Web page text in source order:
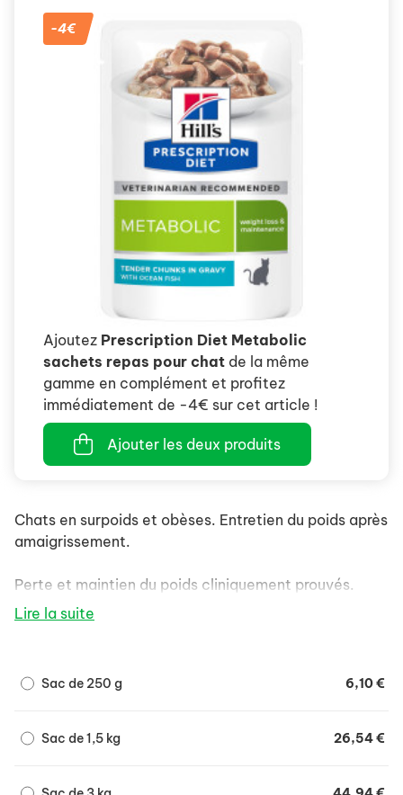
-4€
Ajoutez Prescription Diet Metabolic
sachets repas pour chat de la même
gamme en complément et profitez
immédiatement de -4€ sur cet article !
Ajouter les deux produits
Chats en surpoids et obèses. Entretien du poids après
amaigrissement.
Perte et maintien du poids cliniquement prouvés.
Lire la suite
Sac de 250 g 6,10 €
Sac de 1,5 kg 26,54 €